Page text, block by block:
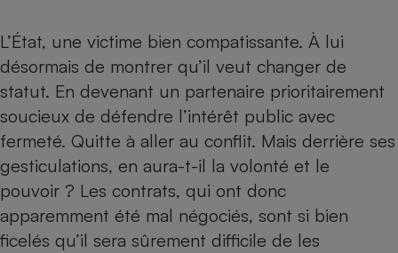
L’État, une victime bien compatissante. À lui
désormais de montrer qu’il veut changer de
statut. En devenant un partenaire prioritairement
soucieux de défendre l’intérêt public avec
fermeté. Quitte à aller au conflit. Mais derrière ses
gesticulations, en aura-t-il la volonté et le
pouvoir ? Les contrats, qui ont donc
apparemment été mal négociés, sont si bien
ficelés qu’il sera sûrement difficile de les